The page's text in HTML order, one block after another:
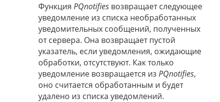
Функция PQnotifies возвращает следующее
уведомление из списка необработанных
уведомительных сообщений, полученных
от сервера. Она возвращает пустой
указатель, если уведомления, ожидающие
обработки, отсутствуют. Как только
уведомление возвращается из PQnotifies,
оно считается обработанным и будет
удалено из списка уведомлений.